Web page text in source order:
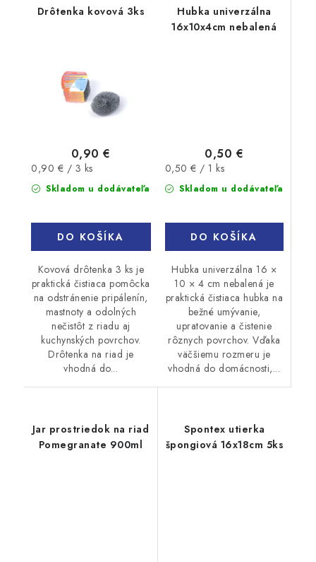
Drôtenka kovová 3ks
Skladom u dodávateľa
0,90 €
Jednotková
cena:
0,90 € / 3 ks
DO KOŠÍKA
Kovová drôtenka 3 ks je
praktická čistiaca pomôcka
na odstránenie pripálenín,
mastnoty a odolných
nečistôt z riadu aj
kuchynských povrchov.
Drôtenka na riad je
vhodná do...
Hubka univerzálna
16x10x4cm nebalená
Skladom u dodávateľa
0,50 €
Jednotková
cena:
0,50 € / 1 ks
DO KOŠÍKA
Hubka univerzálna 16 ×
10 × 4 cm nebalená je
praktická čistiaca hubka na
bežné umývanie,
upratovanie a čistenie
rôznych povrchov. Vďaka
väčšiemu rozmeru je
vhodná do domácnosti,...
Jar prostriedok na riad
Pomegranate 900ml
Spontex utierka
špongiová 16x18cm 5ks